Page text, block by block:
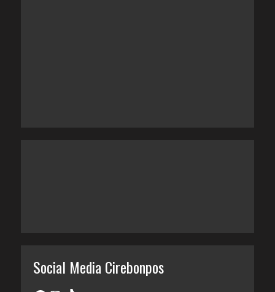
Social Media Cirebonpos